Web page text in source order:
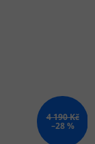
4 190 Kč
–28 %